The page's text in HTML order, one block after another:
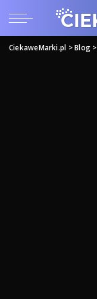
CiekaweMarki.pl >Blog>